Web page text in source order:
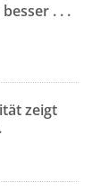
. . .
zeigt